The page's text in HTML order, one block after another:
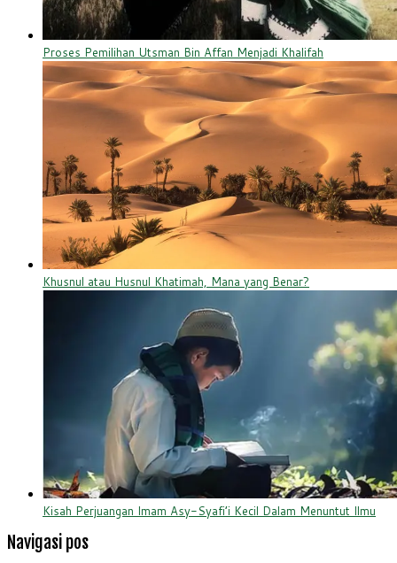
Proses Pemilihan Utsman Bin Affan Menjadi Khalifah
Khusnul atau Husnul Khatimah, Mana yang Benar?
Kisah Perjuangan Imam Asy-Syafi’i Kecil Dalam Menuntut Ilmu
Navigasi pos